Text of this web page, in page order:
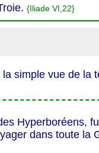
{Iliade VI,22}
simple vue de la
Hyperboréens,
dans toute la